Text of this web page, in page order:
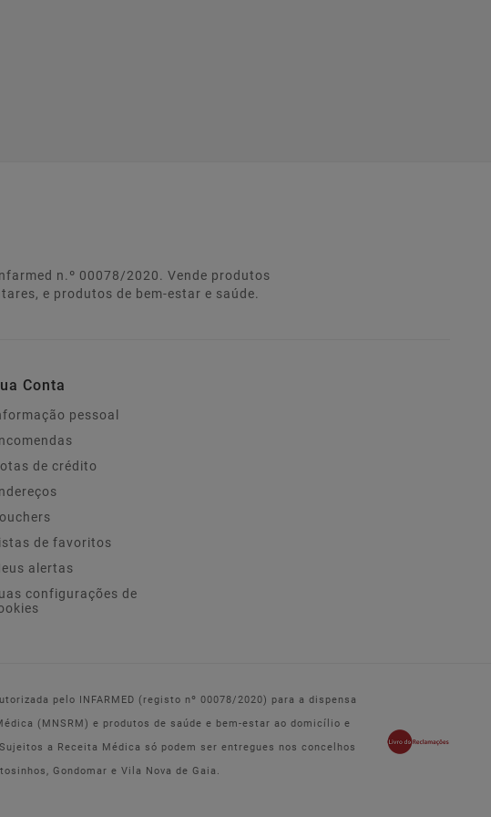
n.º 00078/2020. Vende produtos
e produtos de bem-estar e saúde.
Conta
pessoal
de crédito
de favoritos
alertas
configurações de
pelo INFARMED (registo nº 00078/2020) para a dispensa
(MNSRM) e produtos de saúde e bem-estar ao domicílio e
a Receita Médica só podem ser entregues nos concelhos
Gondomar e Vila Nova de Gaia.